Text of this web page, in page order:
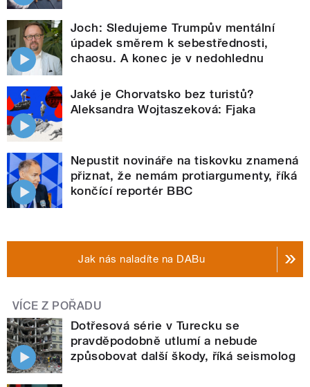
Joch: Sledujeme Trumpův mentální
úpadek směrem k sebestřednosti,
chaosu. A konec je v nedohlednu
Jaké je Chorvatsko bez turistů?
Aleksandra Wojtaszeková: Fjaka
Nepustit novináře na tiskovku znamená
přiznat, že nemám protiargumenty, říká
končící reportér BBC
Jak nás naladíte na DABu
VÍCE Z POŘADU
Dotřesová série v Turecku se
pravděpodobně utlumí a nebude
způsobovat další škody, říká seismolog